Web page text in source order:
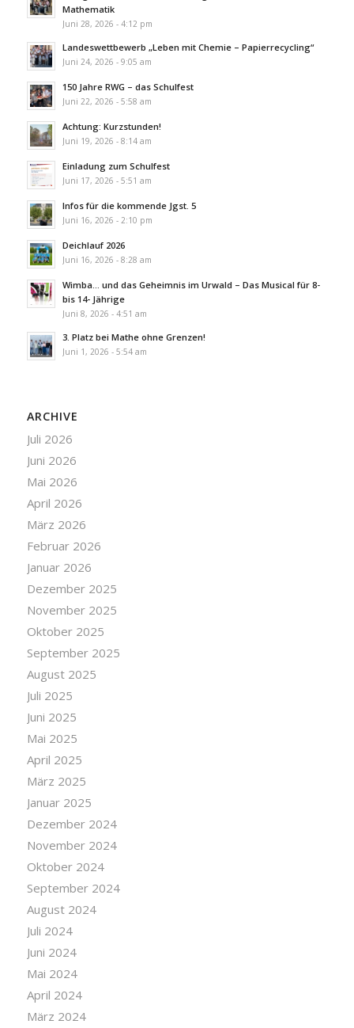
Mathematik
Juni 28, 2026 - 4:12 pm
Landeswettbewerb „Leben mit Chemie – Papierrecycling“
Juni 24, 2026 - 9:05 am
150 Jahre RWG – das Schulfest
Juni 22, 2026 - 5:58 am
Achtung: Kurzstunden!
Juni 19, 2026 - 8:14 am
Einladung zum Schulfest
Juni 17, 2026 - 5:51 am
Infos für die kommende Jgst. 5
Juni 16, 2026 - 2:10 pm
Deichlauf 2026
Juni 16, 2026 - 8:28 am
Wimba… und das Geheimnis im Urwald – Das Musical für 8-
bis 14- Jährige
Juni 8, 2026 - 4:51 am
3. Platz bei Mathe ohne Grenzen!
Juni 1, 2026 - 5:54 am
ARCHIVE
Juli 2026
Juni 2026
Mai 2026
April 2026
März 2026
Februar 2026
Januar 2026
Dezember 2025
November 2025
Oktober 2025
September 2025
August 2025
Juli 2025
Juni 2025
Mai 2025
April 2025
März 2025
Januar 2025
Dezember 2024
November 2024
Oktober 2024
September 2024
August 2024
Juli 2024
Juni 2024
Mai 2024
April 2024
März 2024